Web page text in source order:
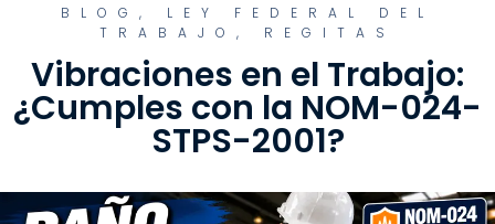
BLOG , LEY FEDERAL DEL
TRABAJO , REGITAS
Vibraciones en el Trabajo:
¿Cumples con la NOM-024-
STPS-2001?